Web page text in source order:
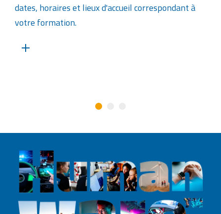
dates, horaires et lieux d'accueil correspondant à
votre formation.